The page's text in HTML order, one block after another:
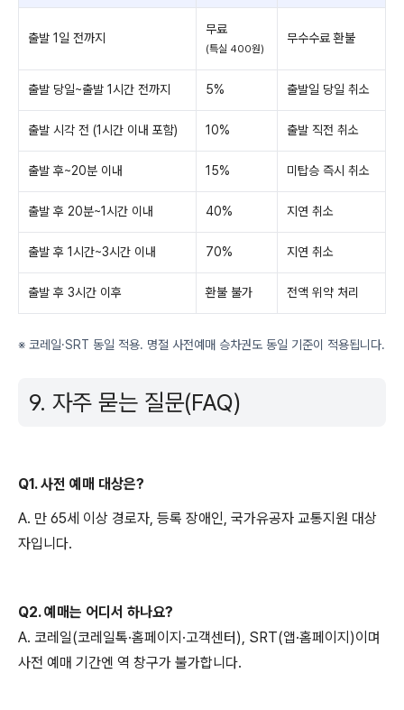
출발 1일 전까지
무료
(특실 400원)
무수수료 환불
출발 당일~출발 1시간 전까지 5% 출발일 당일 취소
출발 시각 전 (1시간 이내 포함) 10% 출발 직전 취소
출발 후~20분 이내 15% 미탑승 즉시 취소
출발 후 20분~1시간 이내 40% 지연 취소
출발 후 1시간~3시간 이내 70% 지연 취소
출발 후 3시간 이후 환불 불가 전액 위약 처리
※ 코레일·SRT 동일 적용. 명절 사전예매 승차권도 동일 기준이 적용됩니다.
9. 자주 묻는 질문(FAQ)
Q1. 사전 예매 대상은?
A. 만 65세 이상 경로자, 등록 장애인, 국가유공자 교통지원 대상
자입니다.
Q2. 예매는 어디서 하나요?
A. 코레일(코레일톡·홈페이지·고객센터), SRT(앱·홈페이지)이며
사전 예매 기간엔 역 창구가 불가합니다.